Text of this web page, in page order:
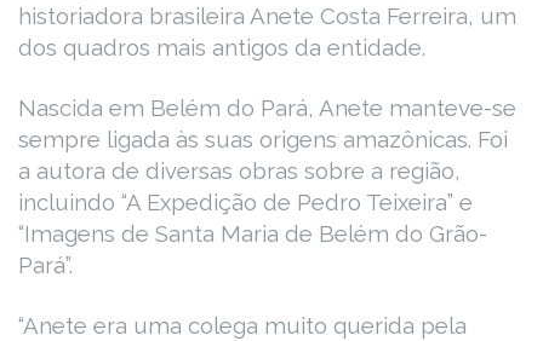
historiadora brasileira Anete Costa Ferreira, um
dos quadros mais antigos da entidade.
Nascida em Belém do Pará, Anete manteve-se
sempre ligada às suas origens amazônicas. Foi
a autora de diversas obras sobre a região,
incluindo “A Expedição de Pedro Teixeira” e
“Imagens de Santa Maria de Belém do Grão-
Pará”.
“Anete era uma colega muito querida pela